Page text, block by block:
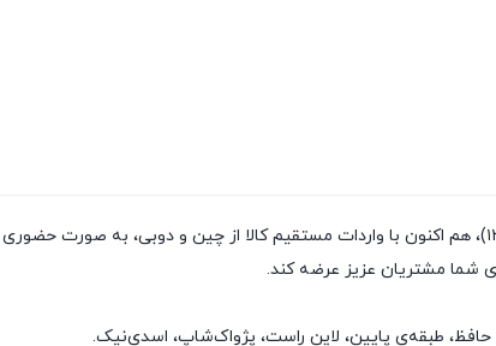
فروشگاه پژواک شاپ با داشتن سابقه‌ی فروش بیش از ۲۰سال (تاسیس سال ۱۳۷۹)، هم اکنون با واردات
شما مشتریان عزیز عرضه کند.
حافظ، طبقه‌ی پایین، لاین راست، پژواک‌شاپ، اسدی‌نیک.